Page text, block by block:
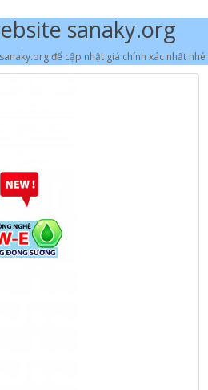
sanaky.org
để cập nhật giá chính xác nhất nhé